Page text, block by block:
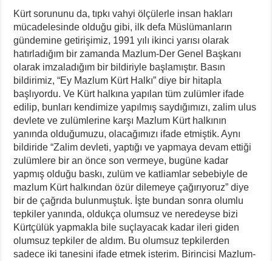
Kürt sorununu da, tıpkı vahyi ölçülerle insan hakları
mücadelesinde olduğu gibi, ilk defa Müslümanların
gündemine getirişimiz, 1991 yılı ikinci yarısı olarak
hatırladığım bir zamanda Mazlum-Der Genel Başkanı
olarak imzaladığım bir bildiriyle başlamıştır. Basın
bildirimiz, “Ey Mazlum Kürt Halkı” diye bir hitapla
başlıyordu. Ve Kürt halkına yapılan tüm zulümler ifade
edilip, bunları kendimize yapılmış saydığımızı, zalim ulus
devlete ve zulümlerine karşı Mazlum Kürt halkının
yanında olduğumuzu, olacağımızı ifade etmiştik. Aynı
bildiride “Zalim devleti, yaptığı ve yapmaya devam ettiği
zulümlere bir an önce son vermeye, bugüne kadar
yapmış olduğu baskı, zulüm ve katliamlar sebebiyle de
mazlum Kürt halkından özür dilemeye çağırıyoruz” diye
bir de çağrıda bulunmuştuk. İşte bundan sonra olumlu
tepkiler yanında, oldukça olumsuz ve neredeyse bizi
Kürtçülük yapmakla bile suçlayacak kadar ileri giden
olumsuz tepkiler de aldım. Bu olumsuz tepkilerden
sadece iki tanesini ifade etmek isterim. Birincisi Mazlum-